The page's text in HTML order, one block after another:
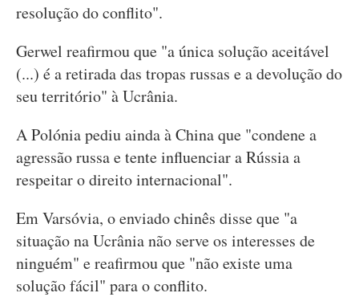
resolução do conflito".
Gerwel reafirmou que "a única solução aceitável
(...) é a retirada das tropas russas e a devolução do
seu território" à Ucrânia.
A Polónia pediu ainda à China que "condene a
agressão russa e tente influenciar a Rússia a
respeitar o direito internacional".
Em Varsóvia, o enviado chinês disse que "a
situação na Ucrânia não serve os interesses de
ninguém" e reafirmou que "não existe uma
solução fácil" para o conflito.